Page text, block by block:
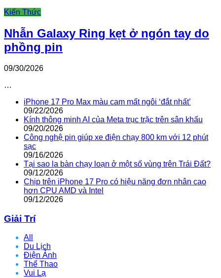
Kiến Thức
Nhẫn Galaxy Ring kẹt ở ngón tay do
phồng pin
09/30/2026
…
iPhone 17 Pro Max màu cam mất ngôi ‘đắt nhất’
09/22/2026
Kính thông minh AI của Meta trục trặc trên sân khấu
09/20/2026
Công nghệ pin giúp xe điện chạy 800 km với 12 phút
sạc
09/16/2026
Tại sao la bàn chạy loạn ở một số vùng trên Trái Đất?
09/12/2026
Chip trên iPhone 17 Pro có hiệu năng đơn nhân cao
hơn CPU AMD và Intel
09/12/2026
Giải Trí
All
Du Lịch
Điện Ảnh
Thể Thao
Vui Lạ